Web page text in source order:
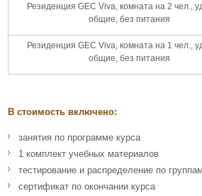
Резиденция GEC Viva, комната на 2 чел.,
общие, без питания
Резиденция GEC Viva, комната на 1 чел.,
общие, без питания
В стоимость включено:
занятия по программе курса
1 комплект учебных материалов
тестирование и распределение по группам
сертификат по окончании курса